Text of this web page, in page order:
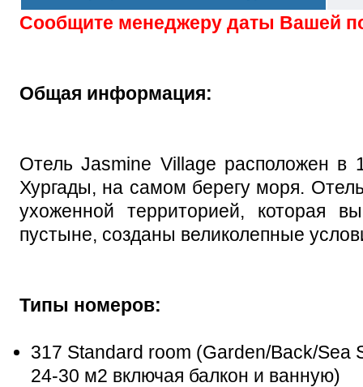
Сообщите менеджеру даты Вашей
Общая информация:
Отель Jasmine Village расположен в
Хургады, на самом берегу моря.
ухоженной территорией, которая
пустыне, созданы великолепные
Типы номеров:
317 Standard room (Garden/Back/Sea
24-30 м2 включая балкон и ванную)